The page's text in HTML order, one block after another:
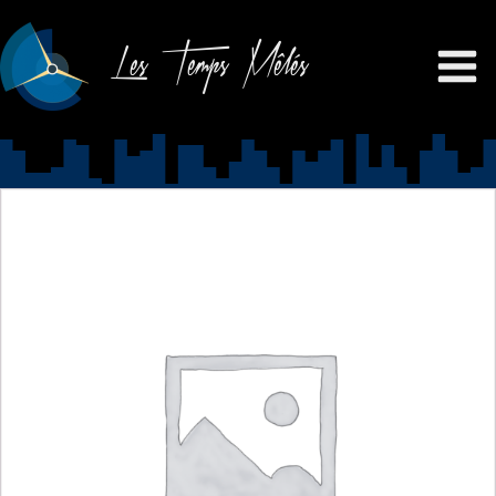
Les Temps Mêlés